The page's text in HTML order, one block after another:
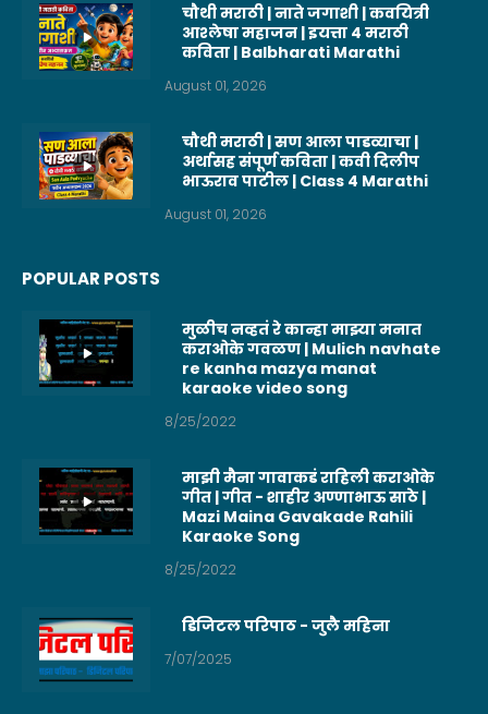
चौथी मराठी | नाते जगाशी | कवयित्री
आश्लेषा महाजन | इयत्ता 4 मराठी
कविता | Balbharati Marathi
August 01, 2026
चौथी मराठी | सण आला पाडव्याचा |
अर्थासह संपूर्ण कविता | कवी दिलीप
भाऊराव पाटील | Class 4 Marathi
August 01, 2026
POPULAR POSTS
मुळीच नव्हतं रे कान्हा माझ्या मनात
कराओके गवळण | Mulich navhate
re kanha mazya manat
karaoke video song
8/25/2022
माझी मैना गावाकडं राहिली कराओके
गीत | गीत - शाहीर अण्णाभाऊ साठे |
Mazi Maina Gavakade Rahili
Karaoke Song
8/25/2022
डिजिटल परिपाठ - जुलै महिना
7/07/2025